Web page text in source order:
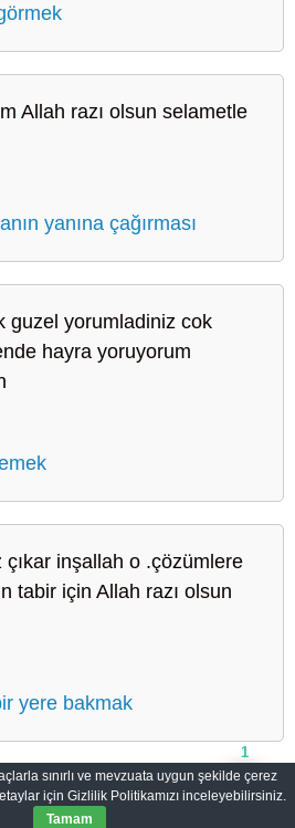
Allah razı olsun selametle
yanına çağırması
guzel yorumladiniz cok
hayra yoruyorum
inşallah o .çözümlere
tabir için Allah razı olsun
yere bakmak
Dilini Öğrenin Gizlilik Politikası
sınırlı ve mevzuata uygun şekilde çerez
için Gizlilik Politikamızı inceleyebilirsiniz.
Tamam
1